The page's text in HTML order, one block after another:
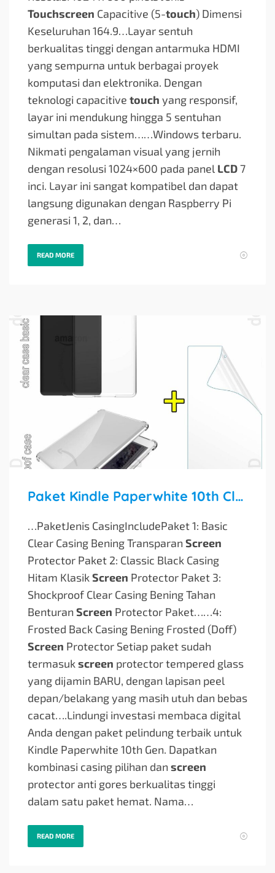
Touchscreen Capacitive (5-touch) Dimensi
Keseluruhan 164.9…Layar sentuh
berkualitas tinggi dengan antarmuka HDMI
yang sempurna untuk berbagai proyek
komputasi dan elektronika. Dengan
teknologi capacitive touch yang responsif,
layar ini mendukung hingga 5 sentuhan
simultan pada sistem……Windows terbaru.
Nikmati pengalaman visual yang jernih
dengan resolusi 1024×600 pada panel LCD7
inci. Layar ini sangat kompatibel dan dapat
langsung digunakan dengan Raspberry Pi
generasi 1, 2, dan…
READ MORE
Paket Kindle Paperwhite 10th Clear Case + Screen Protector Anti Gores
…PaketJenis CasingIncludePaket 1: Basic
Clear Casing Bening Transparan Screen
Protector Paket 2: Classic Black Casing
Hitam KlasikScreen Protector Paket 3:
Shockproof Clear Casing Bening Tahan
Benturan Screen Protector Paket……4:
Frosted Back Casing Bening Frosted (Doff)
Screen Protector Setiap paket sudah
termasukscreen protector tempered glass
yang dijamin BARU, dengan lapisan peel
depan/belakang yang masih utuh dan bebas
cacat….Lindungi investasi membaca digital
Anda dengan paket pelindung terbaik untuk
Kindle Paperwhite 10th Gen. Dapatkan
kombinasi casing pilihan dan screen
protector anti gores berkualitas tinggi
dalam satu paket hemat. Nama…
READ MORE